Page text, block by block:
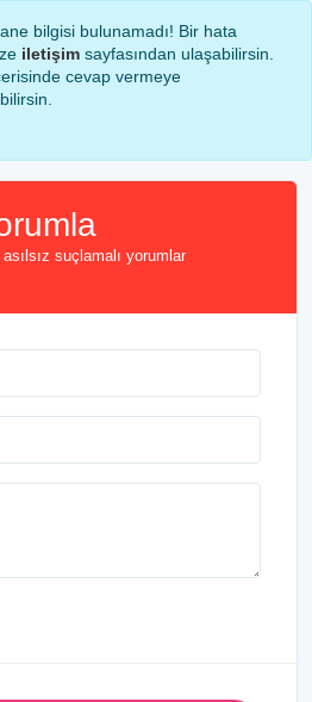
bilgisi bulunamadı! Bir hata
iletişim sayfasından ulaşabilirsin.
cevap vermeye
suçlamalı yorumlar